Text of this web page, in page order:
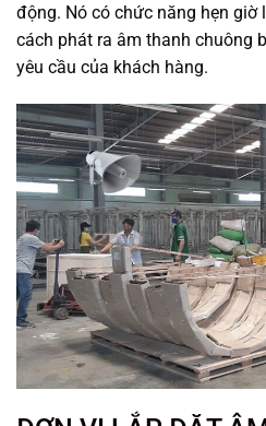
động. Nó có chức năng hẹn giờ
cách phát ra âm thanh chuông
yêu cầu của khách hàng.